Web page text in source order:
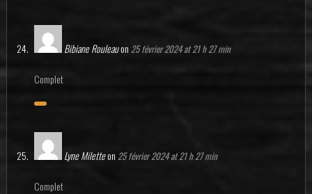
Bibiane Rouleauon 25 février 2024 at 21 h 27 min
Complet
Lyne Miletteon 25 février 2024 at 21 h 27 min
Complet